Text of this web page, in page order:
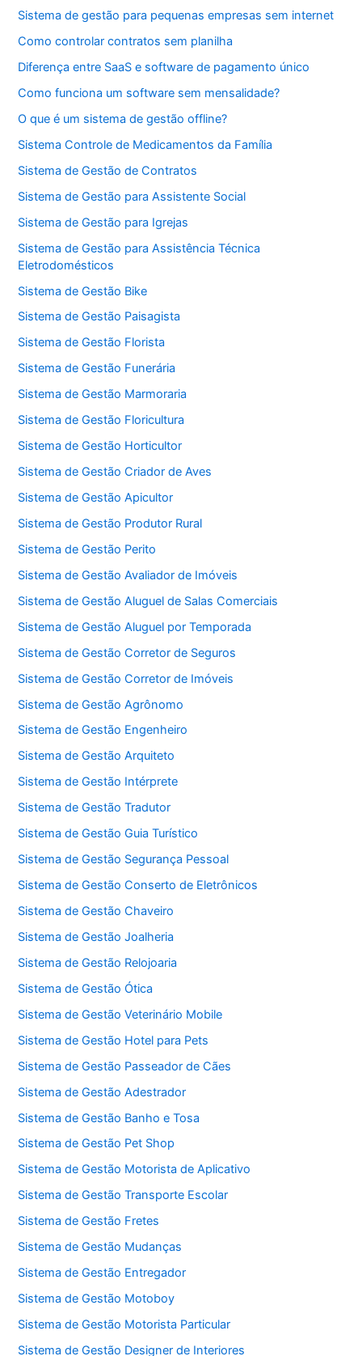
Sistema de gestão para pequenas empresas sem internet
Como controlar contratos sem planilha
Diferença entre SaaS e software de pagamento único
Como funciona um software sem mensalidade?
O que é um sistema de gestão offline?
Sistema Controle de Medicamentos da Família
Sistema de Gestão de Contratos
Sistema de Gestão para Assistente Social
Sistema de Gestão para Igrejas
Sistema de Gestão para Assistência Técnica
Eletrodomésticos
Sistema de Gestão Bike
Sistema de Gestão Paisagista
Sistema de Gestão Florista
Sistema de Gestão Funerária
Sistema de Gestão Marmoraria
Sistema de Gestão Floricultura
Sistema de Gestão Horticultor
Sistema de Gestão Criador de Aves
Sistema de Gestão Apicultor
Sistema de Gestão Produtor Rural
Sistema de Gestão Perito
Sistema de Gestão Avaliador de Imóveis
Sistema de Gestão Aluguel de Salas Comerciais
Sistema de Gestão Aluguel por Temporada
Sistema de Gestão Corretor de Seguros
Sistema de Gestão Corretor de Imóveis
Sistema de Gestão Agrônomo
Sistema de Gestão Engenheiro
Sistema de Gestão Arquiteto
Sistema de Gestão Intérprete
Sistema de Gestão Tradutor
Sistema de Gestão Guia Turístico
Sistema de Gestão Segurança Pessoal
Sistema de Gestão Conserto de Eletrônicos
Sistema de Gestão Chaveiro
Sistema de Gestão Joalheria
Sistema de Gestão Relojoaria
Sistema de Gestão Ótica
Sistema de Gestão Veterinário Mobile
Sistema de Gestão Hotel para Pets
Sistema de Gestão Passeador de Cães
Sistema de Gestão Adestrador
Sistema de Gestão Banho e Tosa
Sistema de Gestão Pet Shop
Sistema de Gestão Motorista de Aplicativo
Sistema de Gestão Transporte Escolar
Sistema de Gestão Fretes
Sistema de Gestão Mudanças
Sistema de Gestão Entregador
Sistema de Gestão Motoboy
Sistema de Gestão Motorista Particular
Sistema de Gestão Designer de Interiores